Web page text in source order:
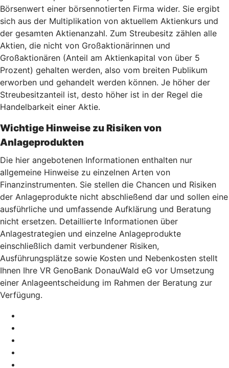
Börsenwert einer börsennotierten Firma wider. Sie ergibt
sich aus der Multiplikation von aktuellem Aktienkurs und
der gesamten Aktienanzahl. Zum Streubesitz zählen alle
Aktien, die nicht von Großaktionärinnen und
Großaktionären (Anteil am Aktienkapital von über 5
Prozent) gehalten werden, also vom breiten Publikum
erworben und gehandelt werden können. Je höher der
Streubesitzanteil ist, desto höher ist in der Regel die
Handelbarkeit einer Aktie.
Wichtige Hinweise zu Risiken von
Anlageprodukten
Die hier angebotenen Informationen enthalten nur
allgemeine Hinweise zu einzelnen Arten von
Finanzinstrumenten. Sie stellen die Chancen und Risiken
der Anlageprodukte nicht abschließend dar und sollen eine
ausführliche und umfassende Aufklärung und Beratung
nicht ersetzen. Detaillierte Informationen über
Anlagestrategien und einzelne Anlageprodukte
einschließlich damit verbundener Risiken,
Ausführungsplätze sowie Kosten und Nebenkosten stellt
Ihnen Ihre VR GenoBank DonauWald eG vor Umsetzung
einer Anlageentscheidung im Rahmen der Beratung zur
Verfügung.